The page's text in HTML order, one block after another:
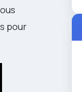
pour